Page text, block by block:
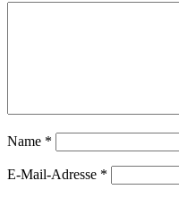
Name *
E-Mail-Adresse *